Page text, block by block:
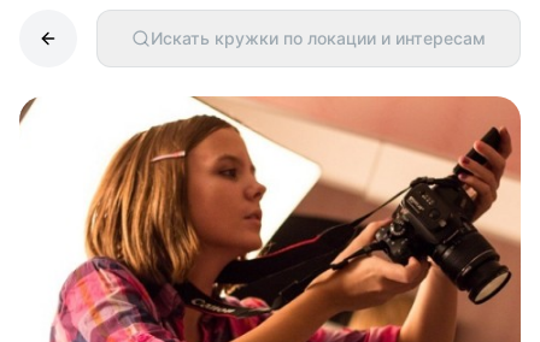
Искать кружки по локации и интересам